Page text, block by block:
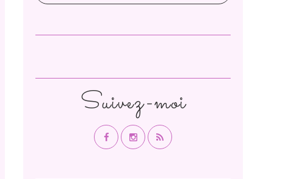
Suivez-moi